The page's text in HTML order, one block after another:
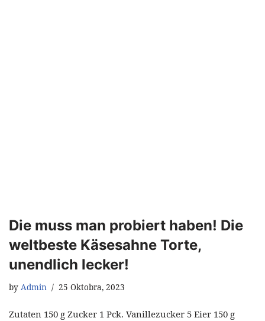
Die muss man probiert haben! Die
weltbeste Käsesahne Torte,
unendlich lecker!
by Admin 25 Oktobra, 2023
Zutaten 150 g Zucker 1 Pck. Vanillezucker 5 Eier 150 g